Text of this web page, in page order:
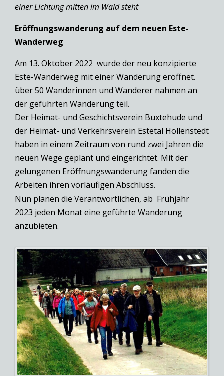
einer Lichtung mitten im Wald steht
Eröffnungswanderung auf dem neuen Este-
Wanderweg
Am 13. Oktober 2022 wurde der neu konzipierte
Este-Wanderweg mit einer Wanderung eröffnet.
über 50 Wanderinnen und Wanderer nahmen an
der geführten Wanderung teil.
Der Heimat- und Geschichtsverein Buxtehude und
der Heimat- und Verkehrsverein Estetal Hollenstedt
haben in einem Zeitraum von rund zwei Jahren die
neuen Wege geplant und eingerichtet. Mit der
gelungenen Eröffnungswanderung fanden die
Arbeiten ihren vorläufigen Abschluss.
Nun planen die Verantwortlichen, ab Frühjahr
2023 jeden Monat eine geführte Wanderung
anzubieten.